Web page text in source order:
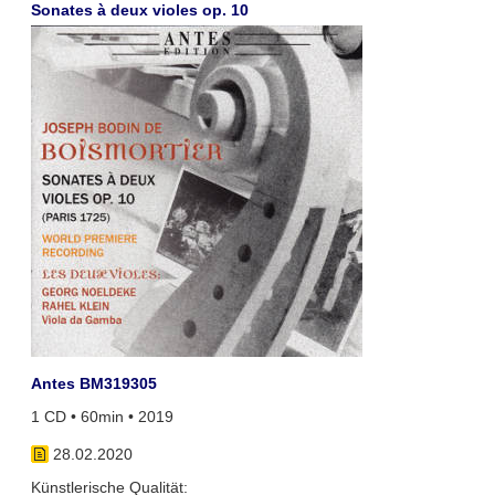
Sonates à deux violes op. 10
Antes BM319305
1 CD • 60min • 2019
28.02.2020
Künstlerische Qualität: